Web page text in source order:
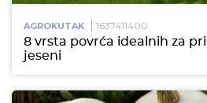
AGROKUTAK 1637411400
8 vrsta povrća idealnih za
jeseni